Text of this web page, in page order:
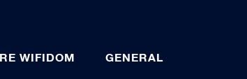
WIFIDOM GENERAL